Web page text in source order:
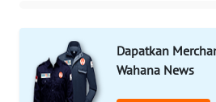
Dapatkan
Wahana News